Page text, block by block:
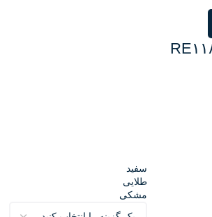
سفید
طلایی
مشکی